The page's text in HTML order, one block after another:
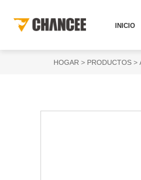
INICIO
HOGAR PRODUCTOS